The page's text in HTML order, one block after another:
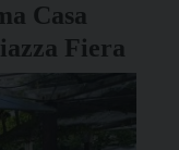
Casa
Fiera